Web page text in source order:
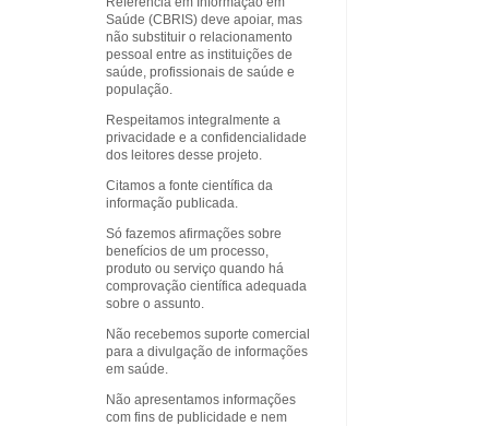
Saúde (CBRIS) deve apoiar, mas
não substituir o relacionamento
pessoal entre as instituições de
saúde, profissionais de saúde e
população.
Respeitamos integralmente a
privacidade e a confidencialidade
dos leitores desse projeto.
Citamos a fonte científica da
informação publicada.
Só fazemos afirmações sobre
benefícios de um processo,
produto ou serviço quando há
comprovação científica adequada
sobre o assunto.
Não recebemos suporte comercial
para a divulgação de informações
em saúde.
Não apresentamos informações
com fins de publicidade e nem